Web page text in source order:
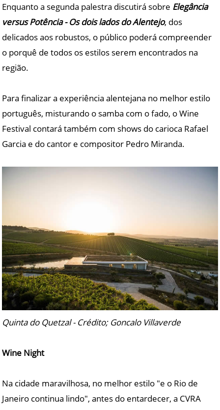
Enquanto a segunda palestra discutirá sobre Elegância
versus Potência - Os dois lados do Alentejo, dos
delicados aos robustos, o público poderá compreender
o porquê de todos os estilos serem encontrados na
região.
Para finalizar a experiência alentejana no melhor estilo
português, misturando o samba com o fado, o Wine
Festival contará também com shows do carioca Rafael
Garcia e do cantor e compositor Pedro Miranda.
Quinta do Quetzal - Crédito; Goncalo Villaverde
Wine Night
Na cidade maravilhosa, no melhor estilo "e o Rio de
Janeiro continua lindo", antes do entardecer, a CVRA